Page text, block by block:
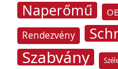
Naperőmű
Rendezvény
Szabvány